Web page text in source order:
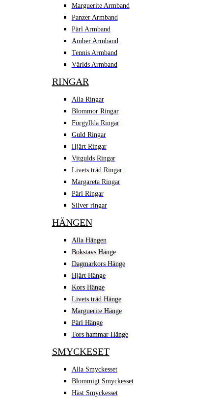
Marguerite Armband
Panzer Armband
Pärl Armband
Amber Armband
Tennis Armband
Världs Armband
RINGAR
Alla Ringar
Blommor Ringar
Förgyllda Ringar
Guld Ringar
Hjärt Ringar
Vitgulds Ringar
Livets träd Ringar
Margareta Ringar
Pärl Ringar
Silver ringar
HÄNGEN
Alla Hängen
Bokstavs Hänge
Dagmarkors Hänge
Hjärt Hänge
Kors Hänge
Livets träd Hänge
Marguerite Hänge
Pärl Hänge
Tors hammar Hänge
SMYCKESET
Alla Smyckesset
Blommigt Smyckesset
Häst Smyckesset